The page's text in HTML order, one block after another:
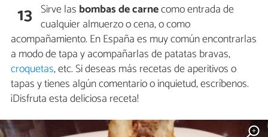
13 Sirve las bombas de carnecomo entrada de
cualquier almuerzo o cena, o como
acompañamiento. En España es muy común encontrarlas
a modo de tapa y acompañarlas de patatas bravas,
croquetas, etc. Si deseas más recetas de aperitivos o
tapas y tienes algún comentario o inquietud, escríbenos.
¡Disfruta esta deliciosa receta!